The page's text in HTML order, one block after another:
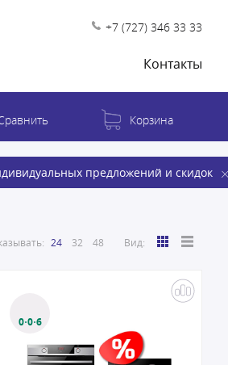
+7 (727) 346 33 33
Контакты
предложений и скидок
Корзина
24 32 48 Вид:
0·0·6